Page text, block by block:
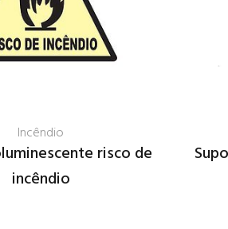
Incêndio
risco de
incêndio